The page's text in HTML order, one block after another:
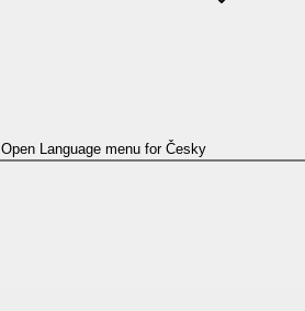
Open Language menu for Česky